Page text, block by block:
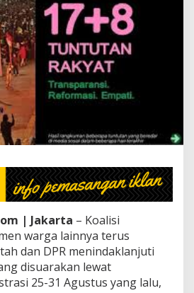
| Jakarta – Koalisi
warga lainnya terus
dan DPR menindaklanjuti
disuarakan lewat
25-31 Agustus yang lalu,